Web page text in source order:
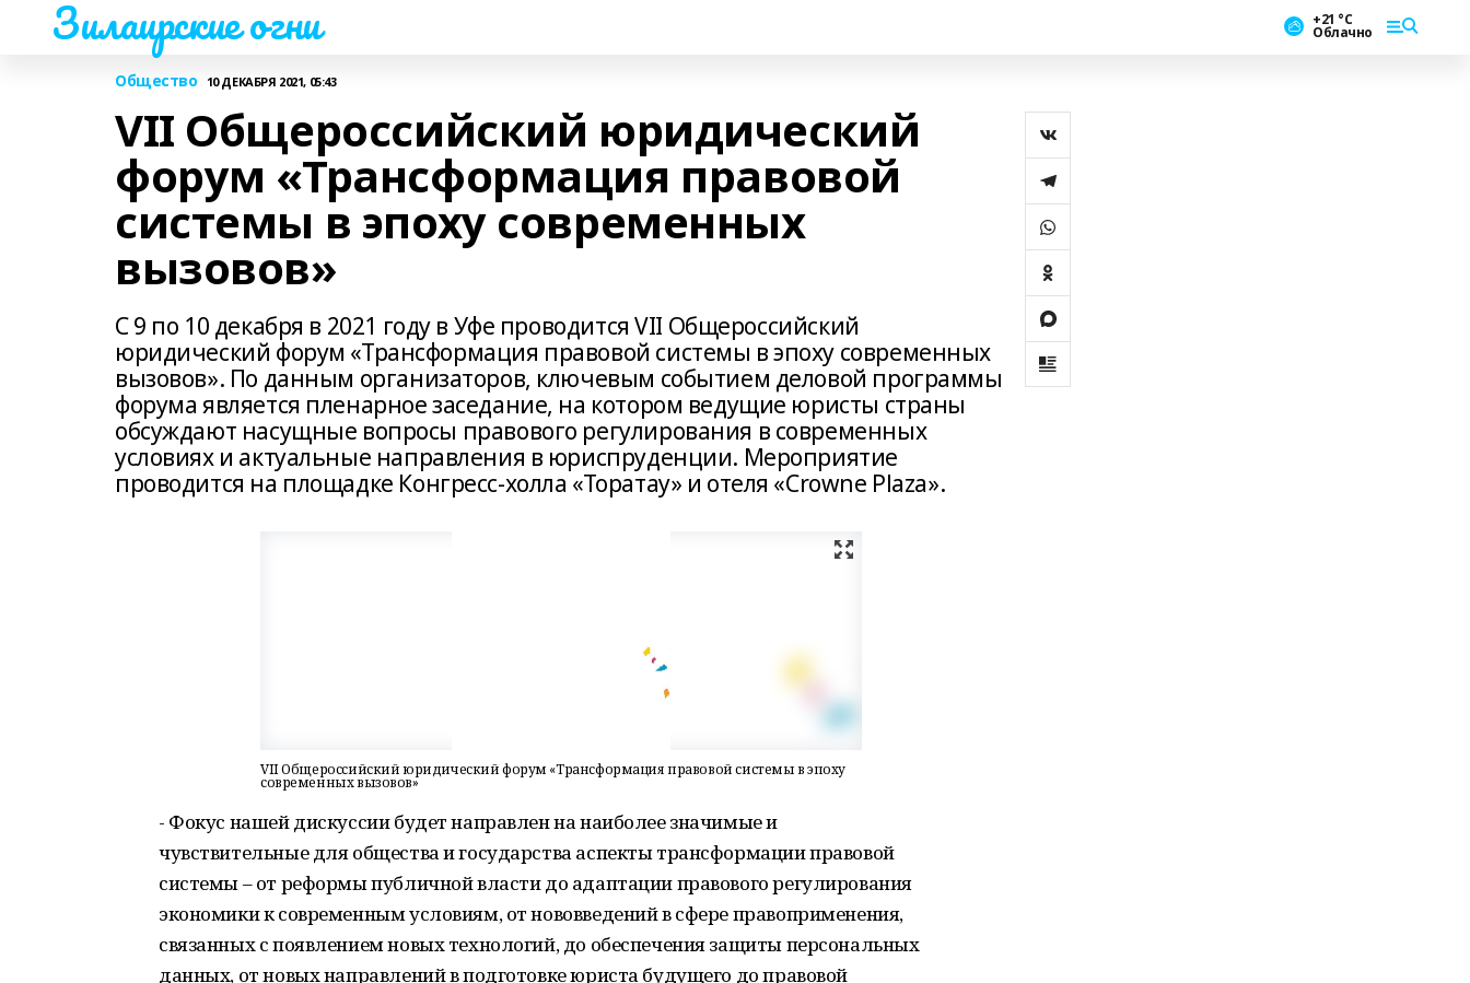
Зилаирские огни +21 °С
Облачно
Общество 10 ДЕКАБРЯ 2021, 05:43
VII Общероссийский юридический
форум «Трансформация правовой
системы в эпоху современных
вызовов»
С 9 по 10 декабря в 2021 году в Уфе проводится VII Общероссийский
юридический форум «Трансформация правовой системы в эпоху современных
вызовов». По данным организаторов, ключевым событием деловой программы
форума является пленарное заседание, на котором ведущие юристы страны
обсуждают насущные вопросы правового регулирования в современных
условиях и актуальные направления в юриспруденции. Мероприятие
проводится на площадке Конгресс-холла «Торатау» и отеля «Crowne Plaza».
VII Общероссийский юридический форум «Трансформация правовой системы в эпоху
современных вызовов»
- Фокус нашей дискуссии будет направлен на наиболее значимые и
чувствительные для общества и государства аспекты трансформации правовой
системы – от реформы публичной власти до адаптации правового регулирования
экономики к современным условиям, от нововведений в сфере правоприменения,
связанных с появлением новых технологий, до обеспечения защиты персональных
данных, от новых направлений в подготовке юриста будущего до правовой